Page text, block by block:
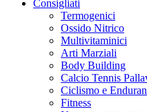
Consigliati
Termogenici
Ossido Nitrico
Multivitaminici
Arti Marziali
Body Building
Calcio Tennis
Ciclismo e
Fitness